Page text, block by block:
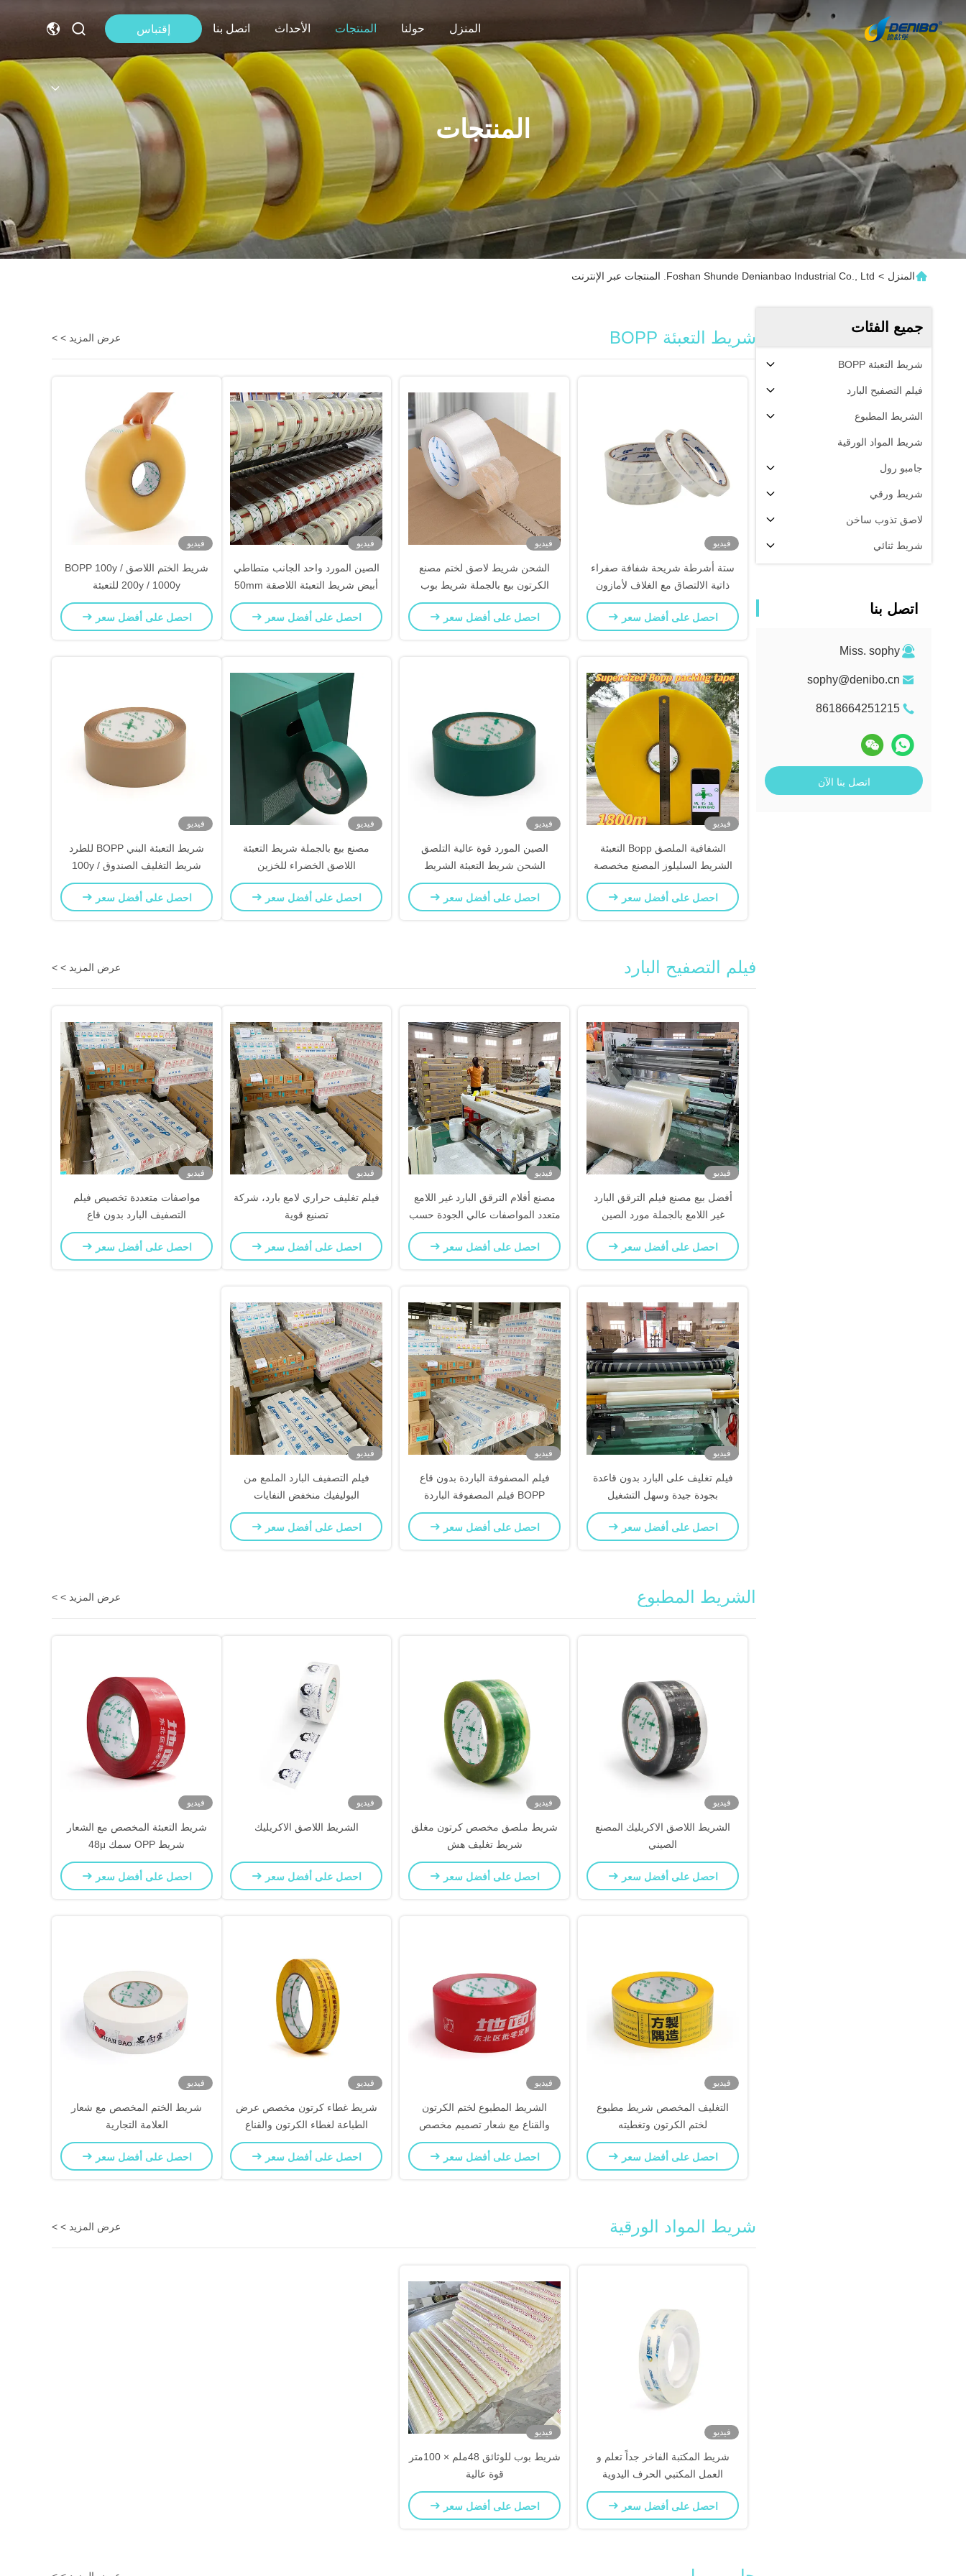
المنزل حولنا المنتجات الأحداث اتصل بنا إقتباس
المنتجات
المنزل > Foshan Shunde Denianbao Industrial Co., Ltd. المنتجات عبر الإنترنت
جميع الفئات
شريط التعبئة BOPP
فيلم التصفيح البارد
الشريط المطبوع
شريط المواد الورقية
جامبو رول
شريط ورقي
لاصق تذوب ساخن
شريط ثنائي
اتصل بنا
Miss. sophy
sophy@denibo.cn
8618664251215
اتصل بنا الآن
شريط التعبئة BOPP عرض المزيد > >
فيديو
ستة أشرطة شريحة شفافة صفراء
ذاتية الالتصاق مع الغلاف لأمازون
احصل على أفضل سعر
فيديو
الشحن شريط لاصق لختم مصنع
الكرتون بيع بالجملة شريط بوب
احصل على أفضل سعر
فيديو
الصين المورد واحد الجانب متطاطي
أبيض شريط التعبئة اللاصقة 50mm
العرض
احصل على أفضل سعر
فيديو
شريط الختم اللاصق BOPP 100y /
200y / 1000y للتعبئة
احصل على أفضل سعر
فيديو
الشفافية الملصق Bopp التعبئة
الشريط السليلوز المصنع مخصصة
احصل على أفضل سعر
فيديو
الصين المورد قوة عالية التلصق
الشحن شريط التعبئة الشريط
الأخضر
احصل على أفضل سعر
فيديو
مصنع بيع بالجملة شريط التعبئة
اللاصق الخضراء للخزين
احصل على أفضل سعر
فيديو
شريط التعبئة البني BOPP للطرد
شريط التغليف الصندوق 100y /
200y / 1000y
احصل على أفضل سعر
فيلم التصفيح البارد عرض المزيد > >
فيديو
أفضل بيع مصنع فيلم الترقق البارد
غير اللامع بالجملة مورد الصين
احصل على أفضل سعر
فيديو
مصنع أفلام الترقق البارد غير اللامع
متعدد المواصفات عالي الجودة حسب
الطلب
احصل على أفضل سعر
فيديو
فيلم تغليف حراري لامع بارد، شركة
تصنيع قوية
احصل على أفضل سعر
فيديو
مواصفات متعددة تخصيص فيلم
التصفيف البارد بدون قاع
احصل على أفضل سعر
فيديو
فيلم تغليف على البارد بدون قاعدة
بجودة جيدة وسهل التشغيل
احصل على أفضل سعر
فيديو
فيلم المصفوفة الباردة بدون قاع
BOPP فيلم المصفوفة الباردة
المختلطة سهلة التشغيل
احصل على أفضل سعر
فيديو
فيلم التصفيف البارد الملمع من
البوليفيك منخفض النفايات
المواصفات المتعددة التخصيص
احصل على أفضل سعر
الشريط المطبوع عرض المزيد > >
فيديو
الشريط اللاصق الاكريليك المصنع
الصيني
احصل على أفضل سعر
فيديو
شريط ملصق مخصص كرتون مغلق
شريط تغليف هش
احصل على أفضل سعر
فيديو
الشريط اللاصق الاكريليك
احصل على أفضل سعر
فيديو
شريط التعبئة المخصص مع الشعار
شريط OPP سمك 48μ
احصل على أفضل سعر
فيديو
التغليف المخصص شريط مطبوع
لختم الكرتون وتغطيته
احصل على أفضل سعر
فيديو
الشريط المطبوع لختم الكرتون
والقناع مع شعار تصميم مخصص
احصل على أفضل سعر
فيديو
شريط غطاء كرتون مخصص عرض
الطباعة لغطاء الكرتون والقناع
احصل على أفضل سعر
فيديو
شريط الختم المخصص مع شعار
العلامة التجارية
احصل على أفضل سعر
شريط المواد الورقية عرض المزيد > >
فيديو
شريط المكتبة الفاخر جداً تعلم و
العمل المكتبي الحرف اليدوية
احصل على أفضل سعر
فيديو
شريط بوب للوثائق 48ملم × 100متر
قوة عالية
احصل على أفضل سعر